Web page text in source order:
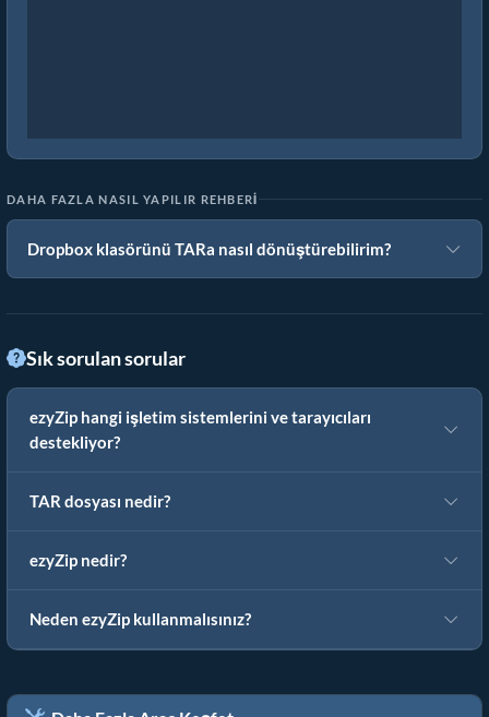
DAHA FAZLA NASIL YAPILIR REHBERI
Dropbox klasörünü TARa nasıl dönüştürebilirim?
Sık sorulan sorular
ezyZip hangi işletim sistemlerini ve tarayıcıları
destekliyor?
TAR dosyası nedir?
ezyZip nedir?
Neden ezyZip kullanmalısınız?